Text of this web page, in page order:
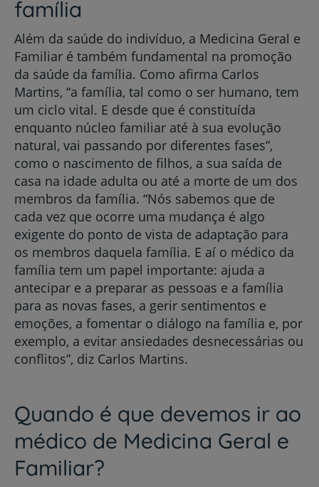
família
Além da saúde do indivíduo, a Medicina Geral e
Familiar é também fundamental na promoção
da saúde da família. Como afirma Carlos
Martins, “a família, tal como o ser humano, tem
um ciclo vital. E desde que é constituída
enquanto núcleo familiar até à sua evolução
natural, vai passando por diferentes fases”,
como o nascimento de filhos, a sua saída de
casa na idade adulta ou até a morte de um dos
membros da família. “Nós sabemos que de
cada vez que ocorre uma mudança é algo
exigente do ponto de vista de adaptação para
os membros daquela família. E aí o médico da
família tem um papel importante: ajuda a
antecipar e a preparar as pessoas e a família
para as novas fases, a gerir sentimentos e
emoções, a fomentar o diálogo na família e, por
exemplo, a evitar ansiedades desnecessárias ou
conflitos”, diz Carlos Martins.
Quando é que devemos ir ao
médico de Medicina Geral e
Familiar?